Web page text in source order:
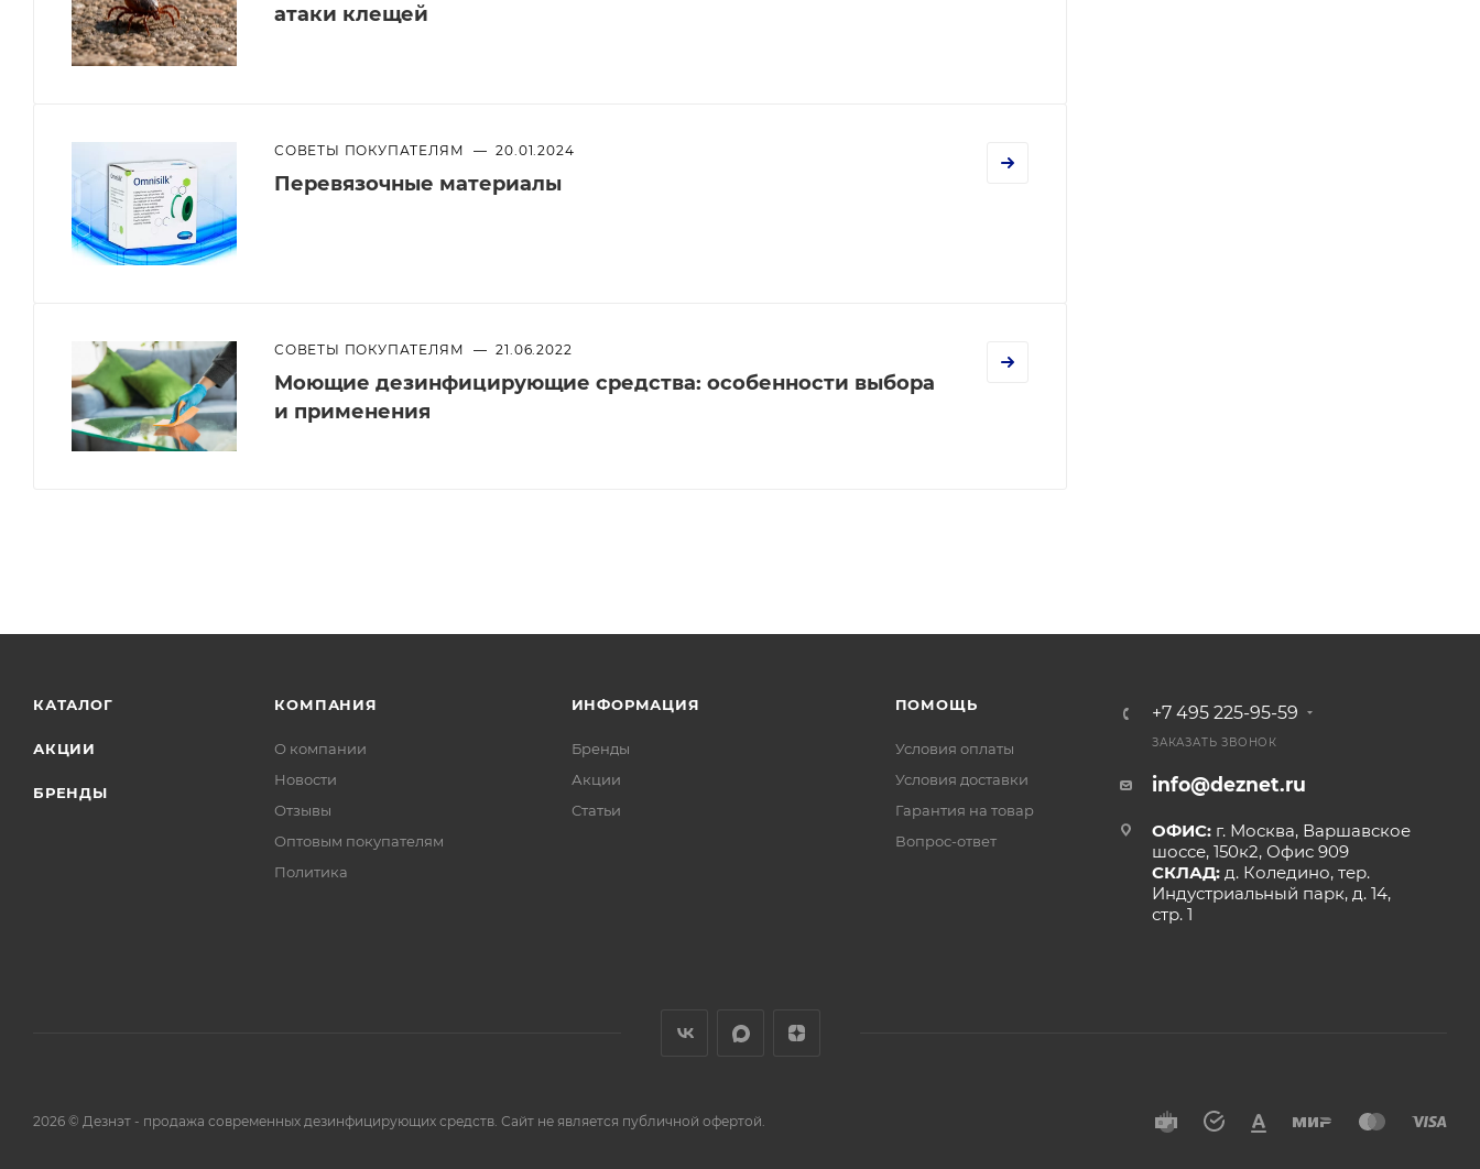
атаки клещей
СОВЕТЫ ПОКУПАТЕЛЯМ — 20.01.2024
Перевязочные материалы
СОВЕТЫ ПОКУПАТЕЛЯМ — 21.06.2022
Моющие дезинфицирующие средства: особенности выбора
и применения
КАТАЛОГ
АКЦИИ
БРЕНДЫ
КОМПАНИЯ
О компании
Новости
Отзывы
Оптовым покупателям
Политика
ИНФОРМАЦИЯ
Бренды
Акции
Статьи
ПОМОЩЬ
Условия оплаты
Условия доставки
Гарантия на товар
Вопрос-ответ
+7 495 225-95-59
ЗАКАЗАТЬ ЗВОНОК
info@deznet.ru
ОФИС: г. Москва, Варшавское
шоссе, 150к2, Офис 909
СКЛАД: д. Коледино, тер.
Индустриальный парк, д. 14,
стр. 1
2026 © Дезнэт - продажа современных дезинфицирующих средств. Сайт не является публичной офертой.